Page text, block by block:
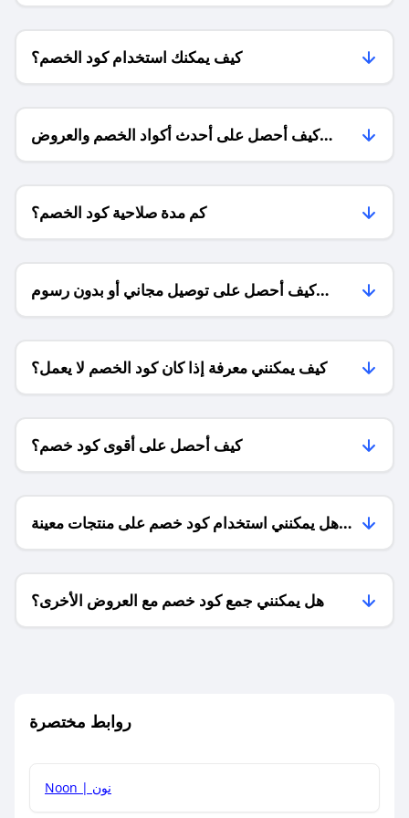
كيف يمكنك استخدام كود الخصم؟
كيف أحصل على أحدث أكواد الخصم والعروض
للمتاجر؟
كم مدة صلاحية كود الخصم؟
كيف أحصل على توصيل مجاني أو بدون رسوم
الشحن ؟
كيف يمكنني معرفة إذا كان كود الخصم لا يعمل؟
كيف أحصل على أقوى كود خصم؟
هل يمكنني استخدام كود خصم على منتجات معينة
فقط؟
هل يمكنني جمع كود خصم مع العروض الأخرى؟
روابط مختصرة
Noon | نون